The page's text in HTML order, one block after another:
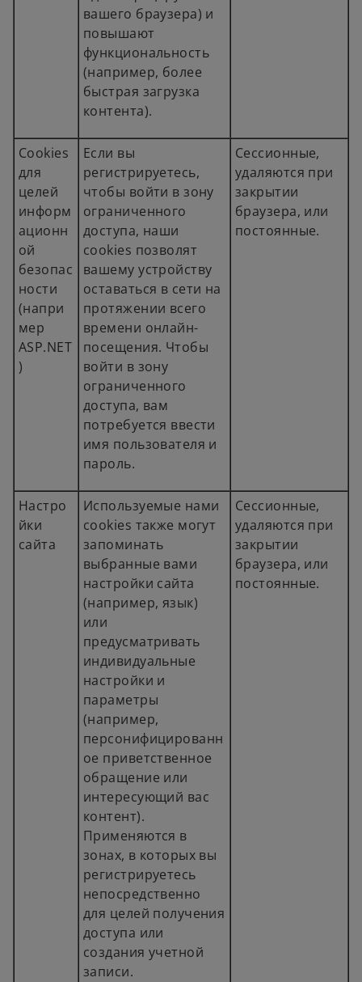
вашего браузера) и
повышают
функциональность
(например, более
быстрая загрузка
контента).
Cookies
для
целей
информ
ационн
ой
безопас
ности
(напри
мер
ASP.NET
)
Если вы
регистрируетесь,
чтобы войти в зону
ограниченного
доступа, наши
cookies позволят
вашему устройству
оставаться в сети на
протяжении всего
времени онлайн-
посещения. Чтобы
войти в зону
ограниченного
доступа, вам
потребуется ввести
имя пользователя и
пароль.
Сессионные,
удаляются при
закрытии
браузера, или
постоянные.
Настро
йки
сайта
Используемые нами
cookies также могут
запоминать
выбранные вами
настройки сайта
(например, язык)
или
предусматривать
индивидуальные
настройки и
параметры
(например,
персонифицированн
ое приветственное
обращение или
интересующий вас
контент).
Применяются в
зонах, в которых вы
регистрируетесь
непосредственно
для целей получения
доступа или
создания учетной
записи.
Сессионные,
удаляются при
закрытии
браузера, или
постоянные.